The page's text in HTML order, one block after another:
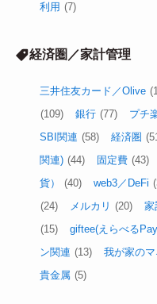
利用 (7)
経済圏／家計管理
三井住友カード／Olive
(109)
銀行 (77) プチ
SBI関連 (58) 経済圏
関連) (44) 固定費 (43)
貨）
(40) web3／DeFi
(24)
メルカリ (20) 家
(15)
giftee(えらべる
ン関連 (13) 我が家の
貴金属 (5)